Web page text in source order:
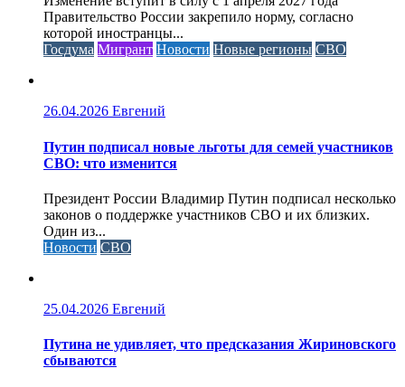
Правительство России закрепило норму, согласно
которой иностранцы...
Госдума Мигрант Новости Новые регионы СВО
26.04.2026 Евгений
Путин подписал новые льготы для семей участников
СВО: что изменится
Президент России Владимир Путин подписал несколько
законов о поддержке участников СВО и их близких.
Один из...
Новости СВО
25.04.2026 Евгений
Путина не удивляет, что предсказания Жириновского
сбываются